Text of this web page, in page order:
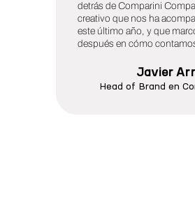
detrás de Comparini
creativo que nos ha
este último año, y que
después en cómo
Javier
Head of Brand en